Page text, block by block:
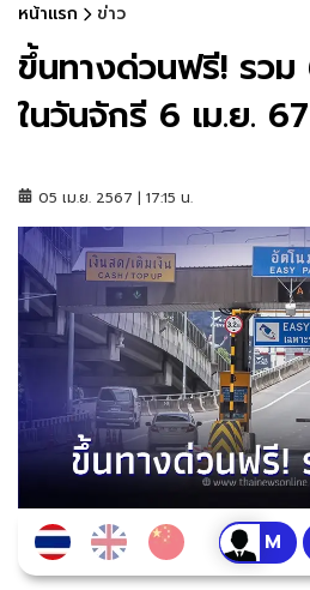
หน้าแรก ข่าว
ขึ้นทางด่วนฟรี! รว
ในวันจักรี 6 เม.ย.
05 เม.ย. 2567 | 17:15 น.